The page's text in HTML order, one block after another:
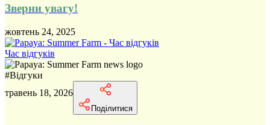
Зверни увагу!
жовтень 24, 2025
Час відгуків
#Відгуки
травень 18, 2026
Поділитися